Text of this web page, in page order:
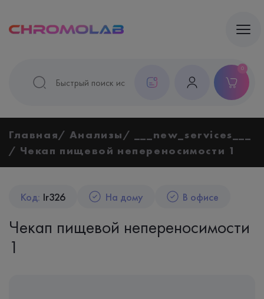
0
Главная Анализы
___new_services___
Чекап пищевой непереносимости 1
Код: Ir326 На дому В офисе
Чекап пищевой непереносимости
1